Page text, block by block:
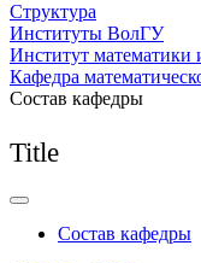
Структура
Институты ВолГУ
Институт
Кафедра
Состав кафедры
Title
Состав кафедры